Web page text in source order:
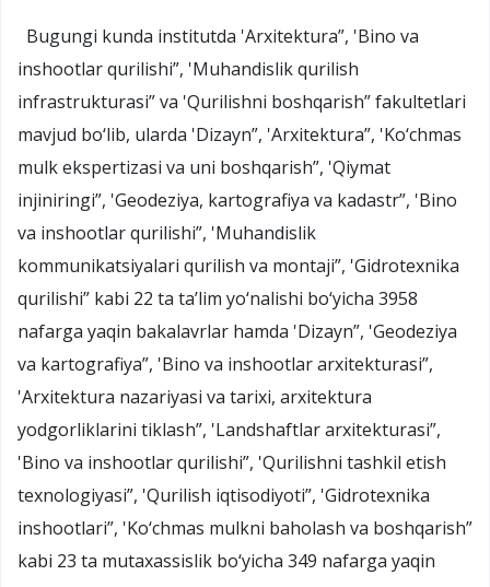
Bugungi kunda institutda 'Arxitektura”, 'Bino va
inshootlar qurilishi”, 'Muhandislik qurilish
infrastrukturasi” va 'Qurilishni boshqarish” fakultetlari
mavjud bo‘lib, ularda 'Dizayn”, 'Arxitektura”, 'Ko‘chmas
mulk ekspertizasi va uni boshqarish”, 'Qiymat
injiniringi”, 'Geodeziya, kartografiya va kadastr”, 'Bino
va inshootlar qurilishi”, 'Muhandislik
kommunikatsiyalari qurilish va montaji”, 'Gidrotexnika
qurilishi” kabi 22 ta ta’lim yo‘nalishi bo‘yicha 3958
nafarga yaqin bakalavrlar hamda 'Dizayn”, 'Geodeziya
va kartografiya”, 'Bino va inshootlar arxitekturasi”,
'Arxitektura nazariyasi va tarixi, arxitektura
yodgorliklarini tiklash”, 'Landshaftlar arxitekturasi”,
'Bino va inshootlar qurilishi”, 'Qurilishni tashkil etish
texnologiyasi”, 'Qurilish iqtisodiyoti”, 'Gidrotexnika
inshootlari”, 'Ko‘chmas mulkni baholash va boshqarish”
kabi 23 ta mutaxassislik bo‘yicha 349 nafarga yaqin